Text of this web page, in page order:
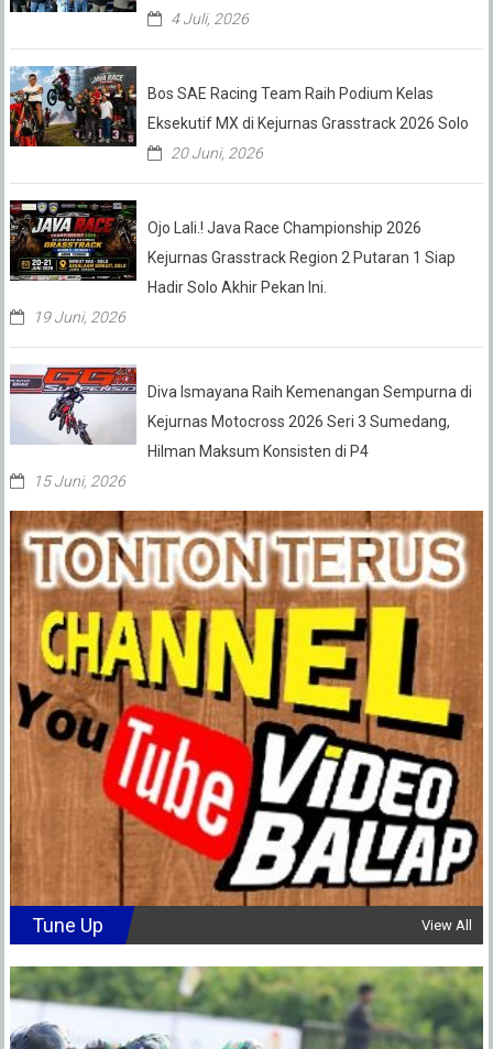
4 Juli, 2026
Bos SAE Racing Team Raih Podium Kelas
Eksekutif MX di Kejurnas Grasstrack 2026 Solo
20 Juni, 2026
Ojo Lali.! Java Race Championship 2026
Kejurnas Grasstrack Region 2 Putaran 1 Siap
Hadir Solo Akhir Pekan Ini.
19 Juni, 2026
Diva Ismayana Raih Kemenangan Sempurna di
Kejurnas Motocross 2026 Seri 3 Sumedang,
Hilman Maksum Konsisten di P4
15 Juni, 2026
Tune Up View All